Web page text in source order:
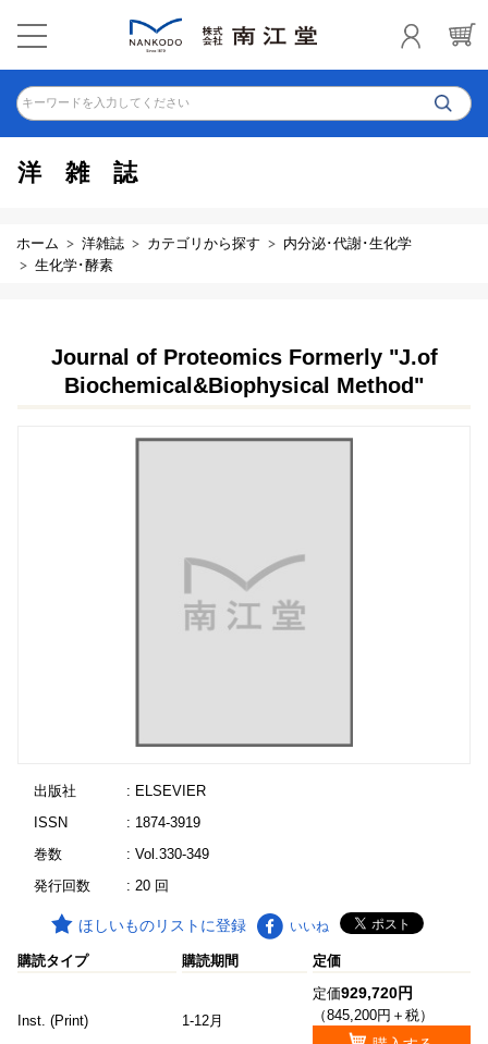
キーワードを入力してください
洋雑誌
ホーム 洋雑誌 カテゴリから探す
内分泌･代謝･生化学
生化学･酵素
Journal of Proteomics Formerly "J.of
Biochemical&Biophysical Method"
出版社
: ELSEVIER
ISSN
: 1874-3919
巻数
: Vol.330-349
発行回数
: 20 回
ほしいものリストに登録 いいね
購読タイプ 購読期間 定価
Inst. (Print) 1-12月
定価929,720円
（845,200円＋税）